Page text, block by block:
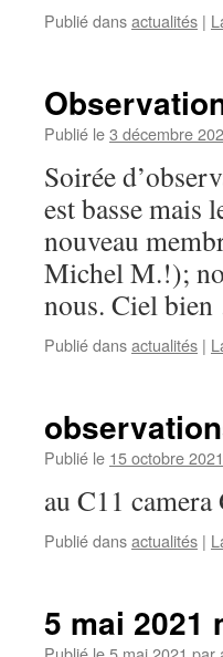
Publié dansactualités |
Publié le3 décembre
Soirée
est basse mais
nouveau
Michel M.!);
nous. Ciel
Publié dansactualités |
Publié le 15 octobre 2021
au C11
Publié dansactualités |
5 mai 2021